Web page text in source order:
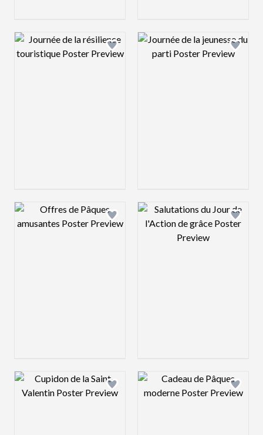
Design preview image Design preview
Design preview image Design preview
Design preview image Design preview